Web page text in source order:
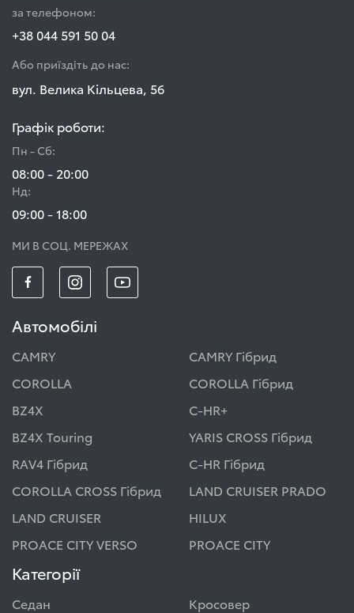
за телефоном:
+38 044 591 50 04
Або приїздіть до нас:
вул. Велика Кільцева, 56
Графік роботи:
Пн - Сб:
08:00 - 20:00
Нд:
09:00 - 18:00
МИ В СОЦ. МЕРЕЖАХ
Автомобілі
CAMRY
CAMRY Гібрид
COROLLA
COROLLA Гібрид
BZ4X
C-HR+
BZ4X Touring
YARIS CROSS Гібрид
RAV4 Гібрид
C-HR Гібрид
COROLLA CROSS Гібрид
LAND CRUISER PRADO
LAND CRUISER
HILUX
PROACE CITY VERSO
PROACE CITY
Категорії
Седан
Кросовер